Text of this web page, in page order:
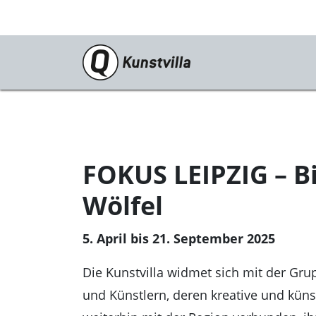
Programm
Sonderausstellungen
Vorschau
Archiv
Veranstaltungen
Kunstvilla digital
FOKUS LEIPZIG
Wölfel
5. April bis 21. September 2025
Die Kunstvilla widmet sich mit der
und Künstlern, deren kreative und